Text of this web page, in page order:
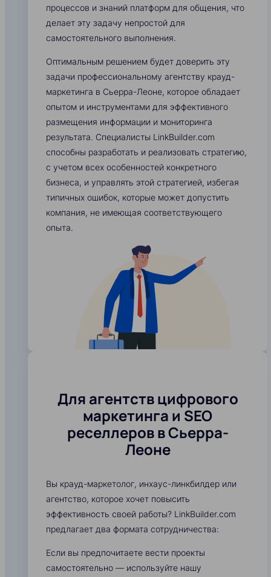
процессов и знаний платформ для общения, что
делает эту задачу непростой для
самостоятельного выполнения.
Оптимальным решением будет доверить эту
задачи профессиональному агентству крауд-
маркетинга в Сьерра-Леоне, которое обладает
опытом и инструментами для эффективного
размещения информации и мониторинга
результата. Специалисты LinkBuilder.com
способны разработать и реализовать стратегию,
с учетом всех особенностей конкретного
бизнеса, и управлять этой стратегией, избегая
типичных ошибок, которые может допустить
компания, не имеющая соответствующего
опыта.
Для агентств цифрового
маркетинга и SEO
реселлеров в Сьерра-
Леоне
Вы крауд-маркетолог, инхаус-линкбилдер или
агентство, которое хочет повысить
эффективность своей работы? LinkBuilder.com
предлагает два формата сотрудничества:
Если вы предпочитаете вести проекты
самостоятельно — используйте нашу